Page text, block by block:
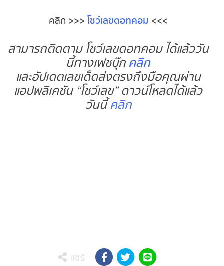
คลิก >>> โชว์เลขดอทคอม <<<
สามารถติดตาม โชว์เลขดอทคอม ได้แล้ววัน
นี้ทางเฟซบุ๊กคลิก
และอัปเดตเลขเด็ดส่งตรงถึงมือคุณผ่าน
แอปพลิเคชัน “โชว์เลข” ดาวน์โหลดได้แล้ว
วันนี้คลิก
แชร์